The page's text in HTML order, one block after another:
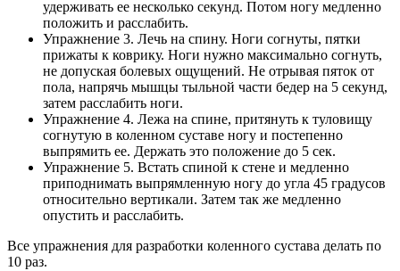
удерживать ее несколько секунд. Потом ногу медленно
положить и расслабить.
Упражнение 3. Лечь на спину. Ноги согнуты, пятки
прижаты к коврику. Ноги нужно максимально согнуть,
не допуская болевых ощущений. Не отрывая пяток от
пола, напрячь мышцы тыльной части бедер на 5 секунд,
затем расслабить ноги.
Упражнение 4. Лежа на спине, притянуть к туловищу
согнутую в коленном суставе ногу и постепенно
выпрямить ее. Держать это положение до 5 сек.
Упражнение 5. Встать спиной к стене и медленно
приподнимать выпрямленную ногу до угла 45 градусов
относительно вертикали. Затем так же медленно
опустить и расслабить.
Все упражнения для разработки коленного сустава делать по
10 раз.